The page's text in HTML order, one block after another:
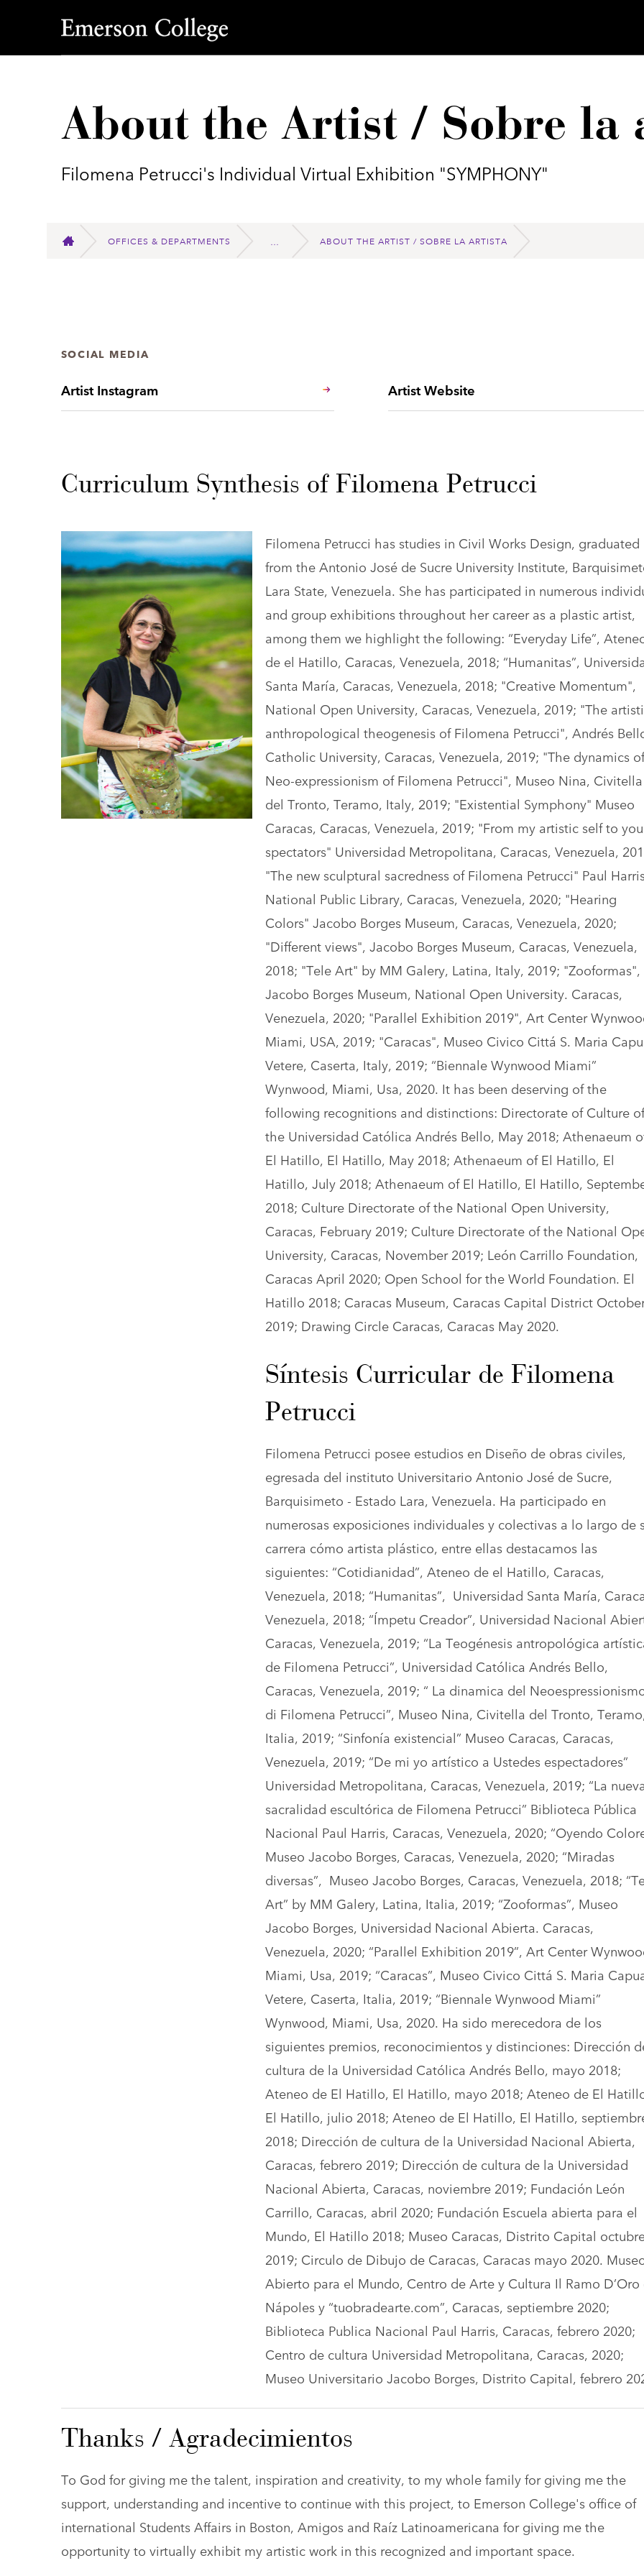
Emerson College
About the Artist / Sobre la
Filomena Petrucci's Individual Virtual Exhibition "SYMPHONY"
HOME
OFFICES & DEPARTMENTS ABOUT THE ARTIST / SOBRE LA ARTISTA
SOCIAL MEDIA
Artist Instagram Artist Website
Curriculum Synthesis of Filomena Petrucci
Filomena Petrucci has studies in Civil Works Design, graduated
from the Antonio José de Sucre University Institute,
Lara State, Venezuela. She has participated in numerous
and group exhibitions throughout her career as a plastic artist,
among them we highlight the following: “Everyday Life”,
de el Hatillo, Caracas, Venezuela, 2018; “Humanitas”,
Santa María, Caracas, Venezuela, 2018; "Creative Momentum",
National Open University, Caracas, Venezuela, 2019; "The
anthropological theogenesis of Filomena Petrucci", Andrés
Catholic University, Caracas, Venezuela, 2019; "The dynamics of
Neo-expressionism of Filomena Petrucci", Museo Nina, Civitella
del Tronto, Teramo, Italy, 2019; "Existential Symphony" Museo
Caracas, Caracas, Venezuela, 2019; "From my artistic self to you
spectators" Universidad Metropolitana, Caracas, Venezuela,
"The new sculptural sacredness of Filomena Petrucci" Paul
National Public Library, Caracas, Venezuela, 2020; "Hearing
Colors" Jacobo Borges Museum, Caracas, Venezuela, 2020;
"Different views", Jacobo Borges Museum, Caracas, Venezuela,
2018; "Tele Art" by MM Galery, Latina, Italy, 2019; "Zooformas",
Jacobo Borges Museum, National Open University. Caracas,
Venezuela, 2020; "Parallel Exhibition 2019", Art Center
Miami, USA, 2019; "Caracas", Museo Civico Cittá S. Maria
Vetere, Caserta, Italy, 2019; “Biennale Wynwood Miami”
Wynwood, Miami, Usa, 2020. It has been deserving of the
following recognitions and distinctions: Directorate of Culture of
the Universidad Católica Andrés Bello, May 2018; Athenaeum
El Hatillo, El Hatillo, May 2018; Athenaeum of El Hatillo, El
Hatillo, July 2018; Athenaeum of El Hatillo, El Hatillo,
2018; Culture Directorate of the National Open University,
Caracas, February 2019; Culture Directorate of the National
University, Caracas, November 2019; León Carrillo Foundation,
Caracas April 2020; Open School for the World Foundation. El
Hatillo 2018; Caracas Museum, Caracas Capital District
2019; Drawing Circle Caracas, Caracas May 2020.
Síntesis Curricular de Filomena
Petrucci
Filomena Petrucci posee estudios en Diseño de obras civiles,
egresada del instituto Universitario Antonio José de Sucre,
Barquisimeto - Estado Lara, Venezuela. Ha participado en
numerosas exposiciones individuales y colectivas a lo largo de
carrera cómo artista plástico, entre ellas destacamos las
siguientes: “Cotidianidad”, Ateneo de el Hatillo, Caracas,
Venezuela, 2018; “Humanitas”, Universidad Santa María,
Venezuela, 2018; “Ímpetu Creador”, Universidad Nacional
Caracas, Venezuela, 2019; “La Teogénesis antropológica
de Filomena Petrucci”, Universidad Católica Andrés Bello,
Caracas, Venezuela, 2019; “ La dinamica del
di Filomena Petrucci”, Museo Nina, Civitella del Tronto, Teramo,
Italia, 2019; “Sinfonía existencial” Museo Caracas, Caracas,
Venezuela, 2019; “De mi yo artístico a Ustedes espectadores”
Universidad Metropolitana, Caracas, Venezuela, 2019; “La
sacralidad escultórica de Filomena Petrucci” Biblioteca Pública
Nacional Paul Harris, Caracas, Venezuela, 2020; “Oyendo
Museo Jacobo Borges, Caracas, Venezuela, 2020; “Miradas
diversas”, Museo Jacobo Borges, Caracas, Venezuela, 2018;
Art” by MM Galery, Latina, Italia, 2019; “Zooformas”, Museo
Jacobo Borges, Universidad Nacional Abierta. Caracas,
Venezuela, 2020; “Parallel Exhibition 2019”, Art Center
Miami, Usa, 2019; “Caracas”, Museo Civico Cittá S. Maria
Vetere, Caserta, Italia, 2019; “Biennale Wynwood Miami”
Wynwood, Miami, Usa, 2020. Ha sido merecedora de los
siguientes premios, reconocimientos y distinciones: Dirección
cultura de la Universidad Católica Andrés Bello, mayo 2018;
Ateneo de El Hatillo, El Hatillo, mayo 2018; Ateneo de El
El Hatillo, julio 2018; Ateneo de El Hatillo, El Hatillo,
2018; Dirección de cultura de la Universidad Nacional Abierta,
Caracas, febrero 2019; Dirección de cultura de la Universidad
Nacional Abierta, Caracas, noviembre 2019; Fundación León
Carrillo, Caracas, abril 2020; Fundación Escuela abierta para el
Mundo, El Hatillo 2018; Museo Caracas, Distrito Capital
2019; Circulo de Dibujo de Caracas, Caracas mayo 2020.
Abierto para el Mundo, Centro de Arte y Cultura Il Ramo D’Oro
Nápoles y “tuobradearte.com”, Caracas, septiembre 2020;
Biblioteca Publica Nacional Paul Harris, Caracas, febrero 2020;
Centro de cultura Universidad Metropolitana, Caracas, 2020;
Museo Universitario Jacobo Borges, Distrito Capital, febrero
Thanks / Agradecimientos
To God for giving me the talent, inspiration and creativity, to my whole family for giving me the
support, understanding and incentive to continue with this project, to Emerson College's office of
international Students Affairs in Boston, Amigos and Raíz Latinoamericana for giving me the
opportunity to virtually exhibit my artistic work in this recognized and important space.